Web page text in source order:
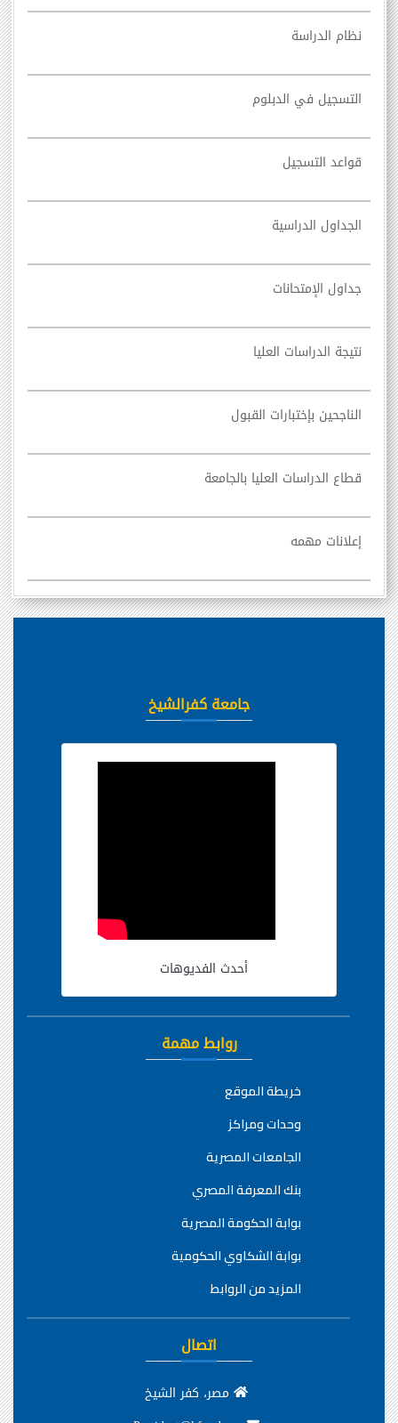
نظام الدراسة
التسجيل في الدبلوم
قواعد التسجيل
الجداول الدراسية
جداول الإمتحانات
نتيجة الدراسات العليا
الناجحين بإختبارات القبول
قطاع الدراسات العليا بالجامعة
إعلانات مهمه
جامعة كفرالشيخ
أحدث الفديوهات
روابط مهمة
خريطة الموقع
وحدات ومراكز
الجامعات المصرية
بنك المعرفة المصري
بوابة الحكومة المصرية
بوابة الشكاوي الحكومية
المزيد من الروابط
اتصال
مصر، كفر الشيخ